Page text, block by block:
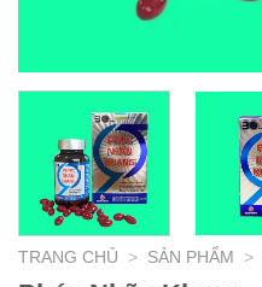
TRANG CHỦ > SẢN PHẨM >